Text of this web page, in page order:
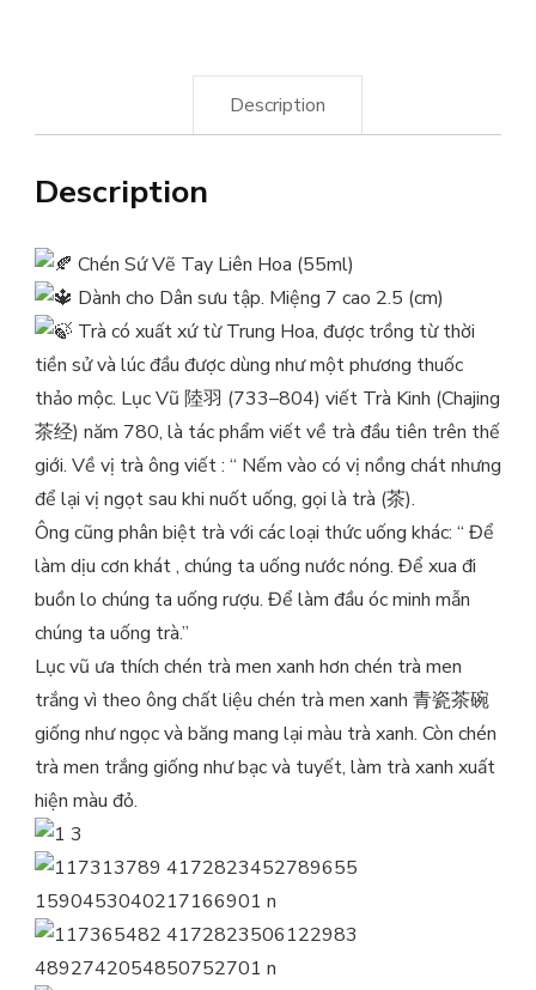
Description
Description
Chén Sứ Vẽ Tay Liên Hoa (55ml)
Dành cho Dân sưu tập. Miệng 7 cao 2.5 (cm)
Trà có xuất xứ từ Trung Hoa, được trồng từ thời
tiền sử và lúc đầu được dùng như một phương thuốc
thảo mộc. Lục Vũ 陸羽 (733–804) viết Trà Kinh (Chajing
茶经) năm 780, là tác phẩm viết về trà đầu tiên trên thế
giới. Về vị trà ông viết : “ Nếm vào có vị nồng chát nhưng
để lại vị ngọt sau khi nuốt uống, gọi là trà (茶).
Ông cũng phân biệt trà với các loại thức uống khác: “ Để
làm dịu cơn khát , chúng ta uống nước nóng. Để xua đi
buồn lo chúng ta uống rượu. Để làm đầu óc minh mẫn
chúng ta uống trà.”
Lục vũ ưa thích chén trà men xanh hơn chén trà men
trắng vì theo ông chất liệu chén trà men xanh 青瓷茶碗
giống như ngọc và băng mang lại màu trà xanh. Còn chén
trà men trắng giống như bạc và tuyết, làm trà xanh xuất
hiện màu đỏ.